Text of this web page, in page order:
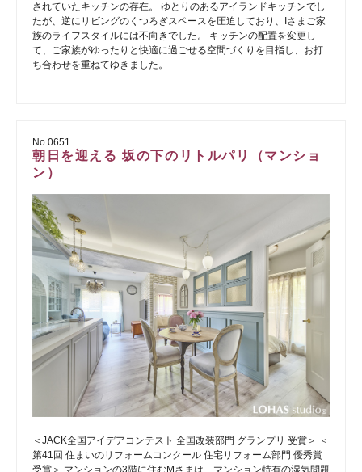
されていたキッチンの存在。 ゆとりのあるアイランドキッチンでし
たが、逆にリビングのくつろぎスペースを圧迫しており、Iさまご家
族のライフスタイルには不向きでした。 キッチンの配置を変更し
て、ご家族がゆったりと快適に過ごせる空間づくりを目指し、お打
ち合わせを重ねてゆきました。
No.0651
朝日を迎える 坂の下のリトルパリ（マンショ
ン）
＜JACK全国アイデアコンテスト 全国改装部門 グランプリ 受賞＞ ＜
第41回 住まいのリフォームコンクール 住宅リフォーム部門 優秀賞